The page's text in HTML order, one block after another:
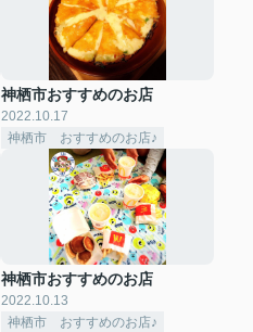
神栖市おすすめのお店
2022.10.17
神栖市 おすすめのお店♪
神栖市おすすめのお店
2022.10.13
神栖市 おすすめのお店♪